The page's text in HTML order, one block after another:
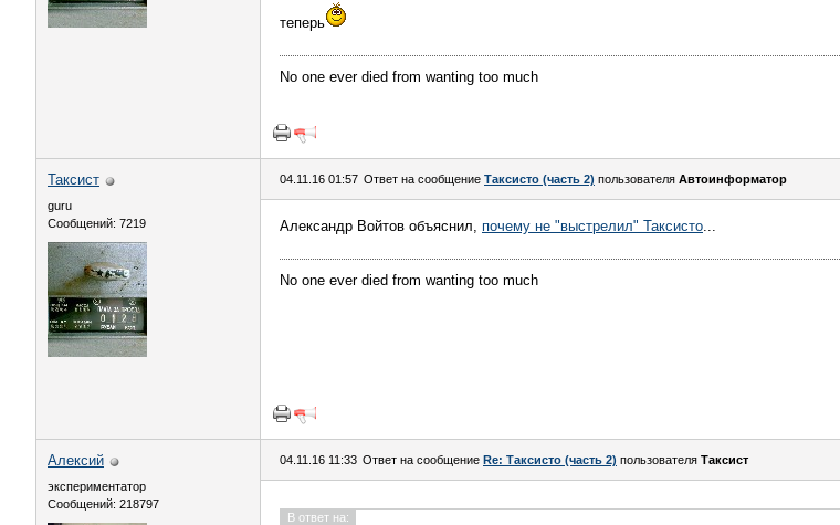
теперь
No one ever died from wanting too much
Таксист
guru
Сообщений: 7219
04.11.16 01:57 Ответ на сообщение Таксисто (часть 2) пользователя Автоинформатор
Александр Войтов объяснил, почему не "выстрелил" Таксисто...
No one ever died from wanting too much
Алексий
экспериментатор
Сообщений: 218797
04.11.16 11:33 Ответ на сообщение Re: Таксисто (часть 2) пользователя Таксист
В ответ на: